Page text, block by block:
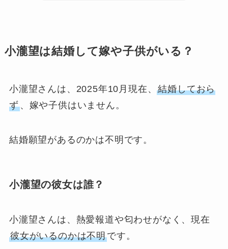
小瀧望は結婚して嫁や子供がいる？
小瀧望さんは、2025年10月現在、結婚しておら
ず、嫁や子供はいません。
結婚願望があるのかは不明です。
小瀧望の彼女は誰？
小瀧望さんは、熱愛報道や匂わせがなく、現在
彼女がいるのかは不明です。